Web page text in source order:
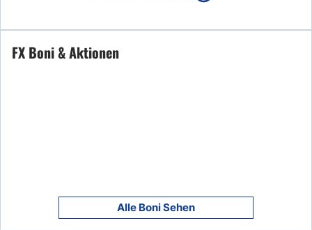
7
FX Boni & Aktionen
Alle Boni Sehen